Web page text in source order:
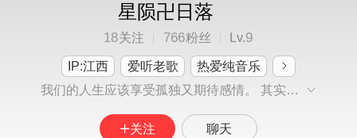
星陨卍日落
18关注 766粉丝 Lv.9
IP:江西 爱听老歌
热爱纯音乐
我们的人生应该享受孤独又期待感情。 其实喜欢一首歌，很多时候并不是真的喜欢，只是借一种方式去怀念一个人或一件事。 天不像以前那样蓝了，我也一样，依旧像蜉蝣，也可能不是，随便了，但希望能遇见你，可以在我哭的时候看着我，给我一张有人注意你的假象。
关注 聊天